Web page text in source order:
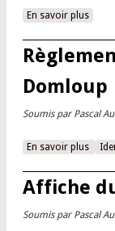
En savoir plusà
Domloup
Soumis par Pascal
En savoir plus à
Affiche
Soumis par Pascal